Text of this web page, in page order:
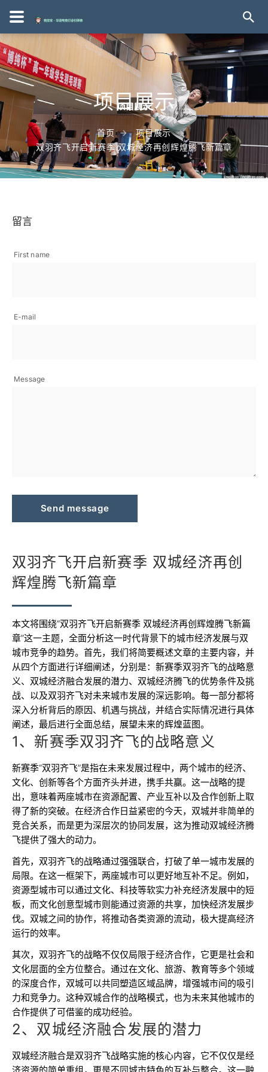
项目展示
首页
项目展示
双羽齐飞开启新赛季 双城经济再创辉煌腾飞新篇章
留言
First name
E-mail
Message
Send message
双羽齐飞开启新赛季 双城经济再创
辉煌腾飞新篇章
本文将围绕“双羽齐飞开启新赛季 双城经济再创辉煌腾飞新篇
章”这一主题，全面分析这一时代背景下的城市经济发展与双
城市竞争的趋势。首先，我们将简要概述文章的主要内容，并
从四个方面进行详细阐述，分别是：新赛季双羽齐飞的战略意
义、双城经济融合发展的潜力、双城经济腾飞的优势条件及挑
战、以及双羽齐飞对未来城市发展的深远影响。每一部分都将
深入分析背后的原因、机遇与挑战，并结合实际情况进行具体
阐述，最后进行全面总结，展望未来的辉煌蓝图。
1、新赛季双羽齐飞的战略意义
新赛季“双羽齐飞”是指在未来发展过程中，两个城市的经济、
文化、创新等各个方面齐头并进，携手共赢。这一战略的提
出，意味着两座城市在资源配置、产业互补以及合作创新上取
得了新的突破。在经济合作日益紧密的今天，双城并非简单的
竞合关系，而是更为深层次的协同发展，这为推动双城经济腾
飞提供了强大的动力。
首先，双羽齐飞的战略通过强强联合，打破了单一城市发展的
局限。在这一框架下，两座城市可以更好地互补不足。例如，
资源型城市可以通过文化、科技等软实力补充经济发展中的短
板，而文化创意型城市则能通过资源的共享，加快经济发展步
伐。双城之间的协作，将推动各类资源的流动，极大提高经济
运行的效率。
其次，双羽齐飞的战略不仅仅局限于经济合作，它更是社会和
文化层面的全方位整合。通过在文化、旅游、教育等多个领域
的深度合作，双城可以共同塑造区域品牌，增强城市间的吸引
力和竞争力。这种双城合作的战略模式，也为未来其他城市的
合作提供了可借鉴的成功经验。
2、双城经济融合发展的潜力
双城经济融合是双羽齐飞战略实施的核心内容，它不仅仅是经